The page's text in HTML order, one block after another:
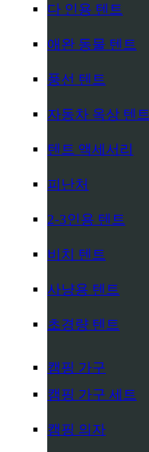
다 인용 텐트
애완 동물 텐트
풍선 텐트
자동차 옥상 텐트
텐트 액세서리
피난처
2-3인용 텐트
비치 텐트
사냥용 텐트
초경량 텐트
캠핑 가구
캠핑 가구 세트
캠핑 의자